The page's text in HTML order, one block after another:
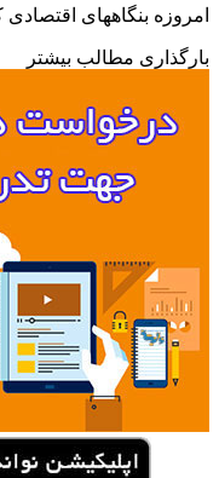
امروزه بنگاههای
بارگذاری مطالب بیشتر